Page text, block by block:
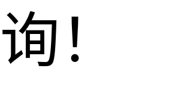
询！